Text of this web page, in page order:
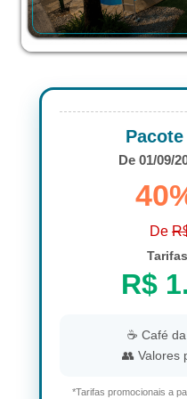
De 01/09/
De
R$
☕ Café
👥 Valores
*Tarifas promocionais a